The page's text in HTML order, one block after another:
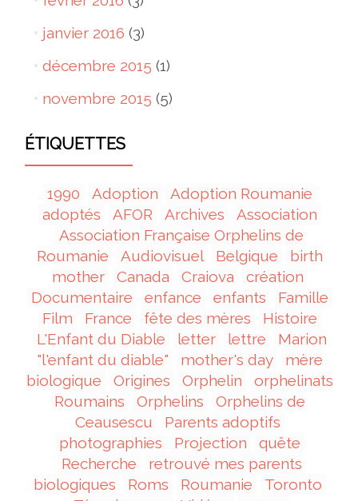
janvier 2016 (3)
décembre 2015 (1)
novembre 2015 (5)
ÉTIQUETTES
1990 Adoption
Adoption Roumanie
adoptés
AFOR Archives
Association
Association Française Orphelins de
Roumanie
Audiovisuel Belgique
birth
mother
Canada Craiova
création
Documentaire
enfance enfants
Famille
Film
France fête des mères
Histoire
L'Enfant du Diable
letter lettre
Marion
"l'enfant du diable"
mother's day
mère
biologique
Origines Orphelin
orphelinats
Roumains
Orphelins
Orphelins de
Ceausescu
Parents adoptifs
photographies
Projection
quête
Recherche
retrouvé mes parents
biologiques
Roms Roumanie
Toronto